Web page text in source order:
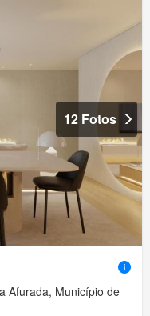
12 Fotos
Afurada, Município de